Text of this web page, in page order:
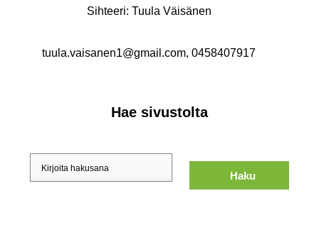
Sihteeri: Tuula Väisänen
tuula.vaisanen1@gmail.com, 0458407917
Hae sivustolta